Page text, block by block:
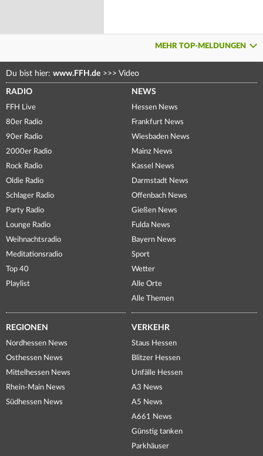
MEHR TOP-MELDUNGEN
Du bist hier: www.FFH.de >>> Video
RADIO
FFH Live
80er Radio
90er Radio
2000er Radio
Rock Radio
Oldie Radio
Schlager Radio
Party Radio
Lounge Radio
Weihnachtsradio
Meditationsradio
Top 40
Playlist
NEWS
Hessen News
Frankfurt News
Wiesbaden News
Mainz News
Kassel News
Darmstadt News
Offenbach News
Gießen News
Fulda News
Bayern News
Sport
Wetter
Alle Orte
Alle Themen
REGIONEN
Nordhessen News
Osthessen News
Mittelhessen News
Rhein-Main News
Südhessen News
VERKEHR
Staus Hessen
Blitzer Hessen
Unfälle Hessen
A3 News
A5 News
A661 News
Günstig tanken
Parkhäuser